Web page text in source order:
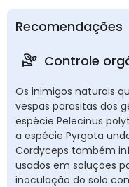
Recomendações
Controle
Os inimigos naturais
vespas parasitas dos
espécie Pelecinus
a espécie Pyrgota
Cordyceps também
usados em soluções
inoculação do solo